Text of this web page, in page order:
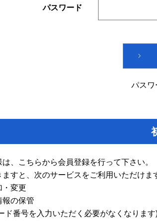
パスワード
パスワ
、こちらから会員登録を行って下さい。
すと、次のサービスをご利用いただけま
・変更
報の保管
番号を入力いただく必要がなくなります